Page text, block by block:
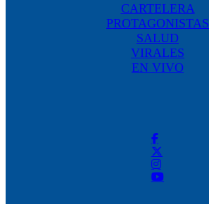
CARTELERA
PROTAGONISTAS
SALUD
VIRALES
EN VIVO